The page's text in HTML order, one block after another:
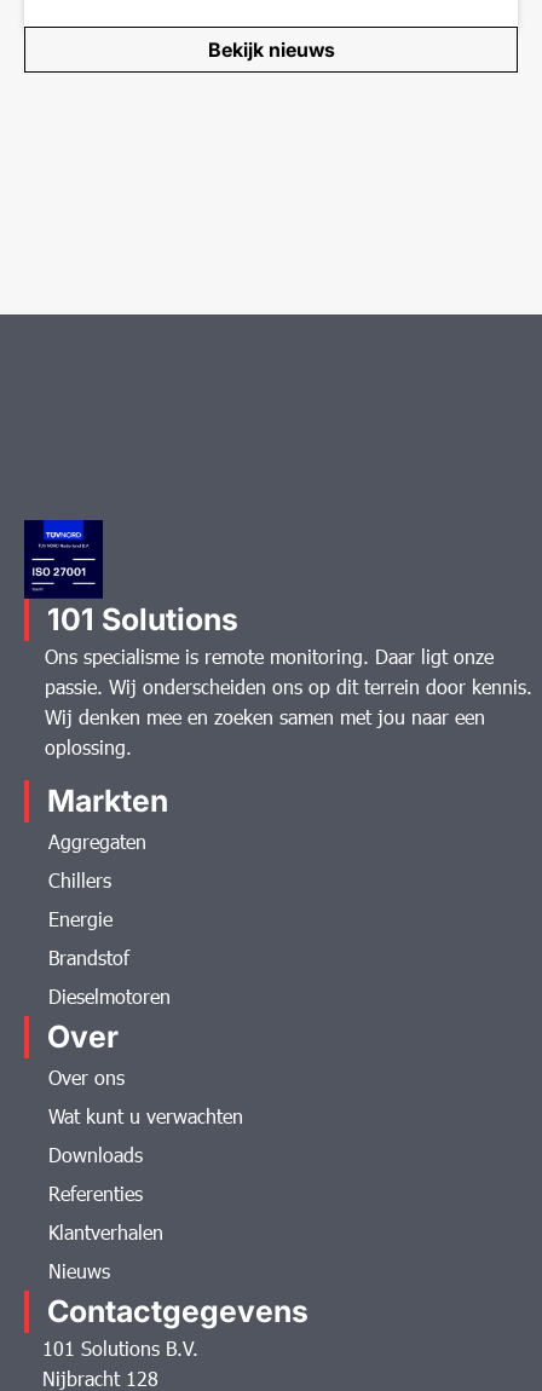
Bekijk nieuws
101 Solutions
Ons specialisme is remote monitoring. Daar ligt onze
passie. Wij onderscheiden ons op dit terrein door kennis.
Wij denken mee en zoeken samen met jou naar een
oplossing.
Markten
Aggregaten
Chillers
Energie
Brandstof
Dieselmotoren
Over
Over ons
Wat kunt u verwachten
Downloads
Referenties
Klantverhalen
Nieuws
Contactgegevens
101 Solutions B.V.
Nijbracht 128